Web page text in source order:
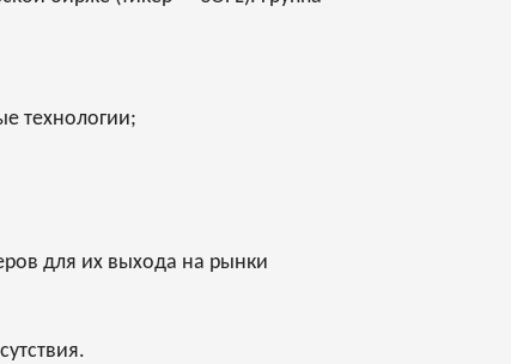
технологии;
для их выхода на рынки